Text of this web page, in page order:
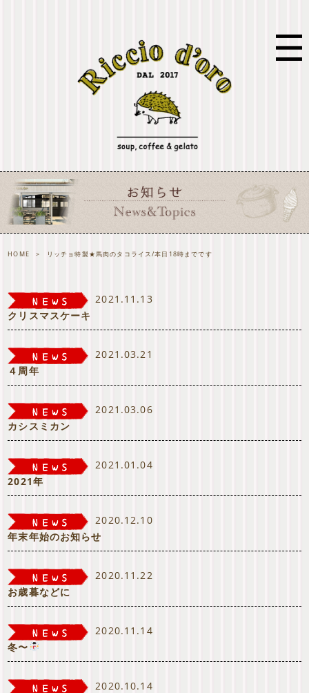
HOME > リッチョ特製★馬肉のタコライス/本日18時までです
2021.11.13
クリスマスケーキ
2021.03.21
４周年
2021.03.06
カシスミカン
2021.01.04
2021年
2020.12.10
年末年始のお知らせ
2020.11.22
お歳暮などに
2020.11.14
冬〜
2020.10.14